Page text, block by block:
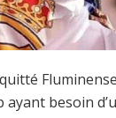
besoin